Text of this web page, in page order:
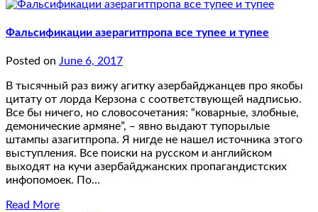
Фальсификации азерагитпропа все тупее и тупее
Posted on June 6, 2017
В тысячный раз вижу агитку азербайджанцев про якобы
цитату от лорда Керзона с соответствующей надписью.
Все бы ничего, но словосочетания: “коварные, злобные,
демонические армяне”, – явно выдают тупорылые
штампы азагитпропа. Я нигде не нашел источника этого
выступления. Все поиски на русском и английском
выходят на кучи азербайджанских пропагандистских
инфопомоек. По…
Read More